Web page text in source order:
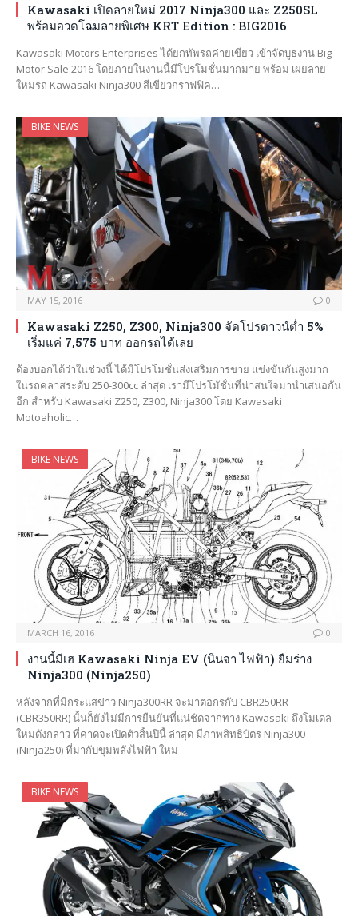
Kawasaki เปิดลายใหม่ 2017 Ninja300 และ Z250SL
พร้อมอวดโฉมลายพิเศษ KRT Edition : BIG2016
Kawasaki Motors Enterprises ได้ยกทัพรถค่ายเขียว เข้าจัดบูธงาน Big
Motor Sale 2016 โดยภายในงานนี้มีโปรโมชั่นมากมาย พร้อม เผยลาย
ใหม่รถ Kawasaki Ninja300 สีเขียวกราฟฟิค…
BIKE NEWS
MAY 15, 2016 0
Kawasaki Z250, Z300, Ninja300 จัดโปรดาวน์ต่ำ 5%
เริ่มแค่ 7,575 บาท ออกรถได้เลย
ต้องบอกได้ว่าในช่วงนี้ ได้มีโปรโมชั่นส่งเสริมการขาย แข่งขันกันสูงมาก
ในรถคลาสระดับ 250-300cc ล่าสุด เรามีโปรโมัชั่นที่น่าสนใจมานำเสนอกัน
อีก สำหรับ Kawasaki Z250, Z300, Ninja300 โดย Kawasaki
Motoaholic…
BIKE NEWS
MARCH 16, 2016 0
งานนี้มีเฮ Kawasaki Ninja EV (นินจา ไฟฟ้า) ยืมร่าง
Ninja300 (Ninja250)
หลังจากที่มีกระแสข่าว Ninja300RR จะมาต่อกรกับ CBR250RR
(CBR350RR) นั้นก็ยังไม่มีการยืนยันที่แน่ชัดจากทาง Kawasaki ถึงโมเดล
ใหม่ดังกล่าว ที่คาดจะเปิดตัวสิ้นปีนี้ ล่าสุด มีภาพสิทธิบัตร Ninja300
(Ninja250) ที่มากับขุมพลังไฟฟ้า ใหม่
BIKE NEWS